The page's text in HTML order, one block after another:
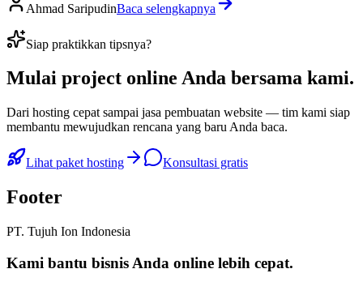
Ahmad SaripudinBaca selengkapnya
Siap praktikkan tipsnya?
Mulai project online Anda bersama kami.
Dari hosting cepat sampai jasa pembuatan website — tim kami siap
membantu mewujudkan rencana yang baru Anda baca.
Lihat paket hosting Konsultasi gratis
Footer
PT. Tujuh Ion Indonesia
Kami bantu bisnis Anda online lebih cepat.